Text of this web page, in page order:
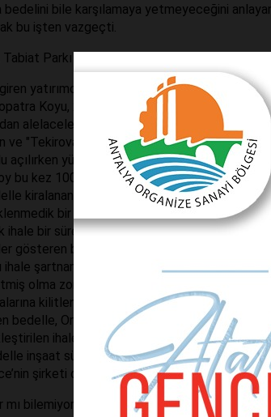
bile karşılamaya yetmeyeceğini
bu işten vazgeçti.
Parkı Verelim
yatırımcı, yeniden Orman ve Su İşleri
Koyu, 2016’da Orman ve Su İşleri
alelacele tabiat parkına dönüştürüldü.
ve "Tekirova Tabiat Parkı" adıyla kamuoyuna
açılırken yüz ölçümü de 11 dekar artırılarak 120
bu kez 100 bin lira muhammen bedelle
kiralanan koyun, yaklaşık 38 kat daha
bir şekilde ihaleye katıldı ve 20
ihale bir süre sonra ‘rekabet şartları
gösteren bir şartnameyle yapılan ihalenin,
ihale şartnamesinde isteklilerden yüksek
olma zorunluluğu talep edilmesi dikkat çekti.
kilitlenmişken 30 Mayıs günü Tekirova
bedelle, Orman ve Su İşleri Bakanlığı 6. Bölge
ihaleye, Sembol İnşaat ve Turizm
inşaat süresi dâhil 29 yıllığına tahsisi
şirketi olan Sembol İnşaat firmasının
mı bilemiyorum, bu yüzden ben ilk aklıma gelen